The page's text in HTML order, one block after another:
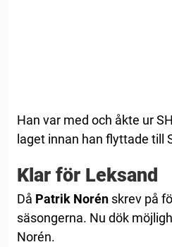
Han var med och åkte ur
laget innan han flyttade till
Klar för Leksand
Då Patrik Norén skrev på
säsongerna. Nu dök
Norén.